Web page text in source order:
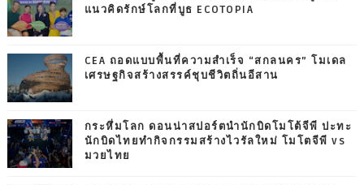
แนวคิดรักษ์โลกที่บูธ ECOTOPIA
CEA ถอดแบบพื้นที่ความสำเร็จ “สกลนคร” โมเดล
เศรษฐกิจสร้างสรรค์ชุบชีวิตถิ่นอีสาน
กระหึ่มโลก ดอนน่าสปอร์ตนำนักบิดโมโต้จีพี ปะทะ
นักบิดไทยทำกิจกรรมสร้างไวรัลใหม่ โมโตจีพี vs
มวยไทย